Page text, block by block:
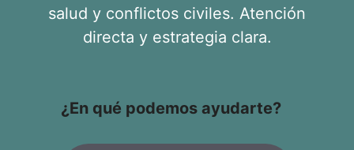
salud y conflictos civiles. Atención
directa y estrategia clara.
¿En qué podemos ayudarte?